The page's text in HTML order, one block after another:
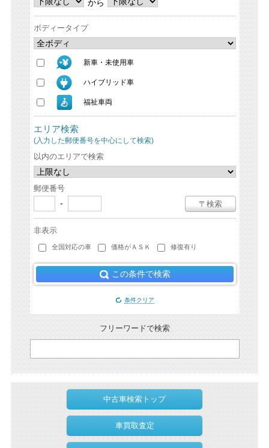
から
ボディータイプ
新車・未使用車
ハイブリッド車
福祉車両
エリア検索
(入力した郵便番号を中心にして検索)
以内のエリアで検索
郵便番号
- 〒検索
非表示
全国対応の車 価格がＡＳＫ 修復有り
この条件で検索
条件クリア
フリーワードで検索
中古車検索トップ
車買取査定